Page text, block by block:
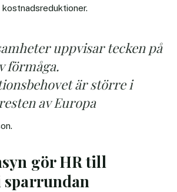
uppvisar tecken på
förmåga.
är större i
av Europa
gör HR till